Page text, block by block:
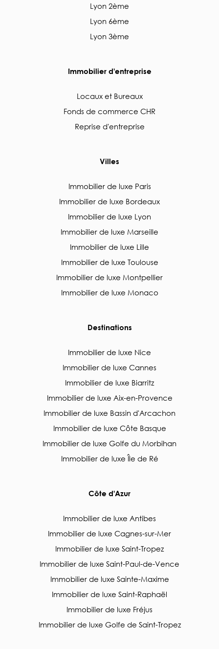
Lyon 2ème
Lyon 6ème
Lyon 3ème
Immobilier d'entreprise
Locaux et Bureaux
Fonds de commerce CHR
Reprise d'entreprise
Villes
Immobilier de luxe Paris
Immobilier de luxe Bordeaux
Immobilier de luxe Lyon
Immobilier de luxe Marseille
Immobilier de luxe Lille
Immobilier de luxe Toulouse
Immobilier de luxe Montpellier
Immobilier de luxe Monaco
Destinations
Immobilier de luxe Nice
Immobilier de luxe Cannes
Immobilier de luxe Biarritz
Immobilier de luxe Aix-en-Provence
Immobilier de luxe Bassin d'Arcachon
Immobilier de luxe Côte Basque
Immobilier de luxe Golfe du Morbihan
Immobilier de luxe Île de Ré
Côte d'Azur
Immobilier de luxe Antibes
Immobilier de luxe Cagnes-sur-Mer
Immobilier de luxe Saint-Tropez
Immobilier de luxe Saint-Paul-de-Vence
Immobilier de luxe Sainte-Maxime
Immobilier de luxe Saint-Raphaël
Immobilier de luxe Fréjus
Immobilier de luxe Golfe de Saint-Tropez